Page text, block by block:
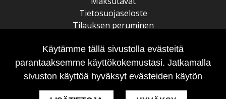
Tietosuojaseloste
Tilauksen peruminen
Käytämme tällä sivustolla evästeitä
parantaaksemme käyttökokemustasi. Jatkamalla
sivuston käyttöä hyväksyt evästeiden käytön